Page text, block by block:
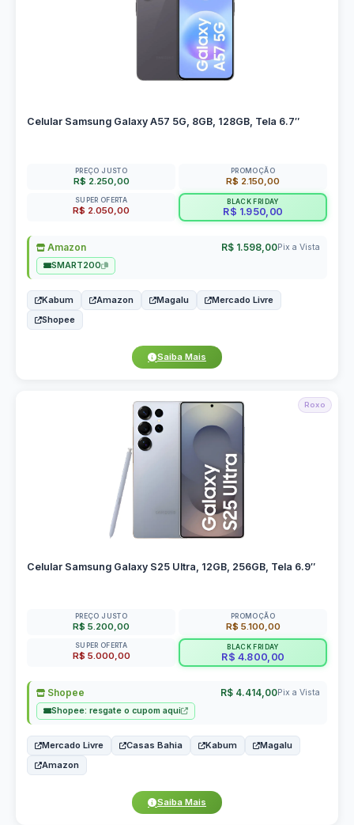
Celular Samsung Galaxy A57 5G, 8GB, 128GB, Tela 6.7″
PREÇO JUSTO
R$ 2.250,00
PROMOÇÃO
R$ 2.150,00
SUPER OFERTA
R$ 2.050,00
BLACK FRIDAY
R$ 1.950,00
Amazon R$ 1.598,00Pix a Vista
SMART200
Kabum Amazon Magalu
Mercado Livre
Shopee
Saiba Mais
Roxo
Celular Samsung Galaxy S25 Ultra, 12GB, 256GB, Tela 6.9″
PREÇO JUSTO
R$ 5.200,00
PROMOÇÃO
R$ 5.100,00
SUPER OFERTA
R$ 5.000,00
BLACK FRIDAY
R$ 4.800,00
Shopee R$ 4.414,00Pix a Vista
Shopee: resgate o cupom aqui
Mercado Livre Casas Bahia Kabum
Magalu
Amazon
Saiba Mais